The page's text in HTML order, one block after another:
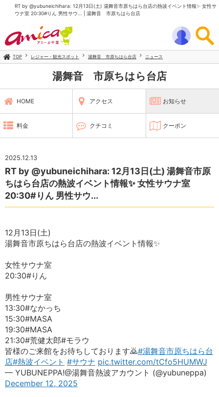
RT by @yubuneichihara: 12月13日(土) 湯舞音市原ちはら台店の熱波イベント情報✨️ 女性サ
ウナ室 20:30#りん 男性サウ... | 湯舞音 市原ちはら台店
TOP レジャー・観光スポット 湯舞音 市原ちはら台店 ニュース
湯舞音 市原ちはら台店
HOME アクセス お知らせ
料金 クチコミ クーポン
2025.12.13
RT by @yubuneichihara: 12月13日(土) 湯舞音市原
ちはら台店の熱波イベント情報✨️ 女性サウナ室
20:30#りん 男性サウ...
12月13日(土)
湯舞音市原ちはら台店の熱波イベント情報✨️
女性サウナ室
20:30#りん
男性サウナ室
13:30#なかっち
15:30#MASA
19:30#MASA
21:30#荒健太郎#モラウ
皆様のご来館をお待ちしております🙇#湯舞音市原ちはら台
店#熱波イベント #サウナ pic.twitter.com/tCfo5HUMWJ
— YUBUNEPPA!@湯舞音熱波アカウント (@yubuneppa)
December 12, 2025